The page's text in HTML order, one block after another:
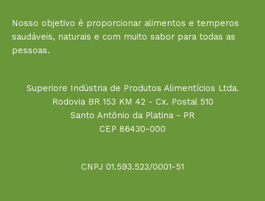
Nosso objetivo é proporcionar alimentos e temperos
saudáveis, naturais e com muito sabor para todas as
pessoas.
Superiore Indústria de Produtos Alimentícios Ltda.
Rodovia BR 153 KM 42 - Cx. Postal 510
Santo Antônio da Platina - PR
CEP 86430-000
CNPJ 01.593.523/0001-51